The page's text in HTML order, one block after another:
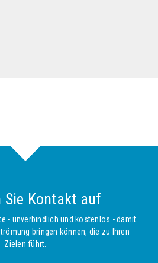
Sie Kontakt auf
- unverbindlich und kostenlos - damit
bringen können, die zu Ihren
Zielen führt.